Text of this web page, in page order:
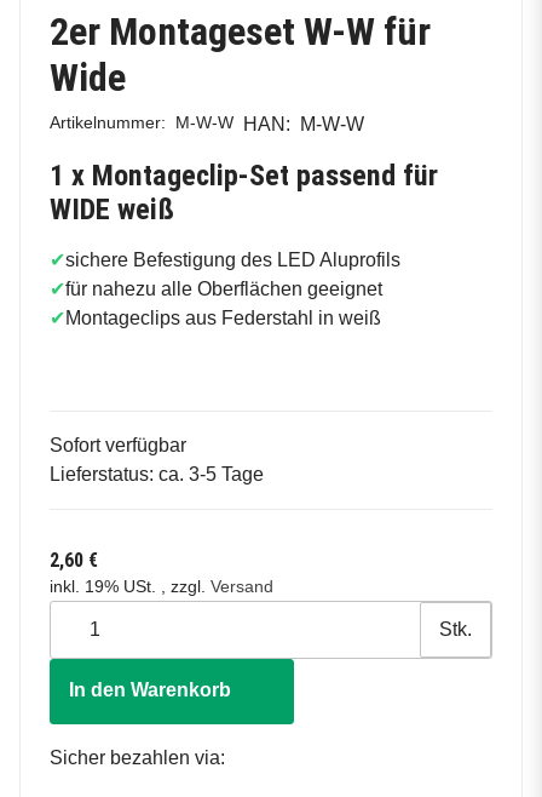
2er Montageset W-W für
Wide
Artikelnummer: M-W-W HAN: M-W-W
1 x Montageclip-Set passend für
WIDE weiß
✔sichere Befestigung des LED Aluprofils
✔für nahezu alle Oberflächen geeignet
✔Montageclips aus Federstahl in weiß
Sofort verfügbar
Lieferstatus: ca. 3-5 Tage
2,60 €
inkl. 19% USt. , zzgl. Versand
Stk.
In den Warenkorb
Sicher bezahlen via: